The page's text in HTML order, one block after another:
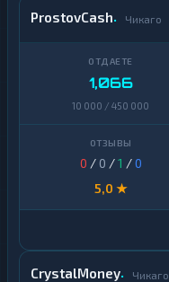
ProstovCash Чикаго
1,066
10 000 / 450 000
0 / 0 /1 /0
5,0 ★
CrystalMoney Чикаго